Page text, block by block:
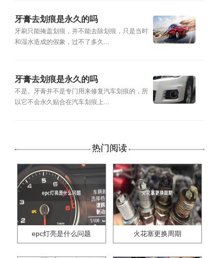
牙膏去划痕是永久的吗
牙刷只能掩盖划痕，并不能去除划痕，只是当时
和湿水造成的假象，过不了多久...
牙膏去划痕是永久的吗
不是。牙膏并不是专门用来修复汽车划痕的，所
以它不会永久贴合在汽车划痕上...
热门阅读
epc灯亮是什么问题 火花塞更换周期